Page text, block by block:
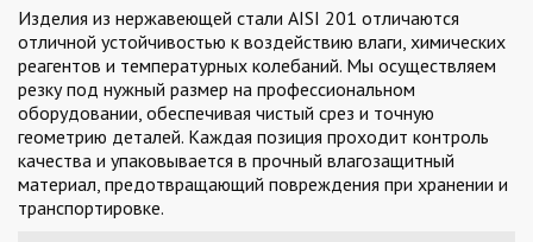
Изделия из нержавеющей стали AISI 201 отличаются
отличной устойчивостью к воздействию влаги, химических
реагентов и температурных колебаний. Мы осуществляем
резку под нужный размер на профессиональном
оборудовании, обеспечивая чистый срез и точную
геометрию деталей. Каждая позиция проходит контроль
качества и упаковывается в прочный влагозащитный
материал, предотвращающий повреждения при хранении и
транспортировке.